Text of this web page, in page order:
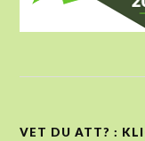
VET DU ATT? :